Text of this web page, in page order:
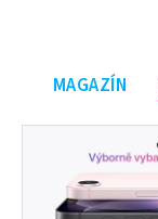
MAGAZÍN